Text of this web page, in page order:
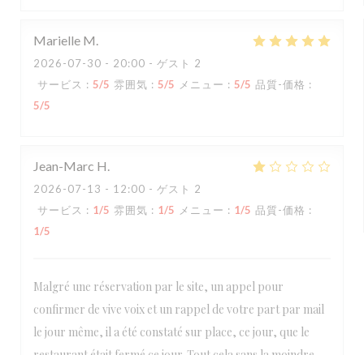
Marielle M
2026-07-30 - 20:00 - ゲスト 2
サービス : 5/5 雰囲気 : 5/5 メニュー : 5/5 品質-価格 :
5/5
Jean-Marc H
2026-07-13 - 12:00 - ゲスト 2
サービス : 1/5 雰囲気 : 1/5 メニュー : 1/5 品質-価格 :
1/5
Malgré une réservation par le site, un appel pour
confirmer de vive voix et un rappel de votre part par mail
le jour même, il a été constaté sur place, ce jour, que le